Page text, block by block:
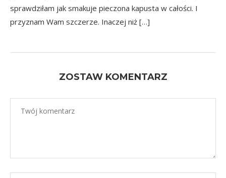
sprawdziłam jak smakuje pieczona kapusta w całości. I
przyznam Wam szczerze. Inaczej niż […]
ZOSTAW KOMENTARZ